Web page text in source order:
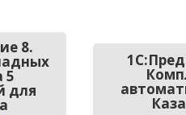
8.
5
для